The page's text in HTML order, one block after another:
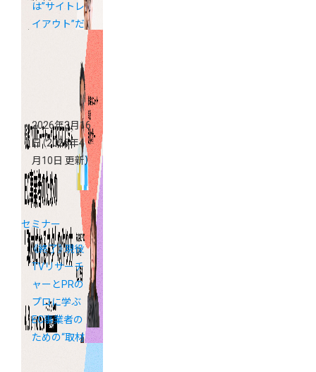
は”サイトレ
イアウト”だ
ミーショップ
支援金活用セ
2026年3月16
日 （2026年4
月10日 更新）
セミナー
《終了》現役
TVリサーチ
ャーとPRの
プロに学ぶ
EC事業者の
ための“取材